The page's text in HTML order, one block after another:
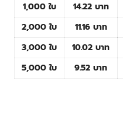
1,000 ใบ
14.22 บาท
2,000 ใบ
11.16 บาท
3,000 ใบ
10.02 บาท
5,000 ใบ
9.52 บาท